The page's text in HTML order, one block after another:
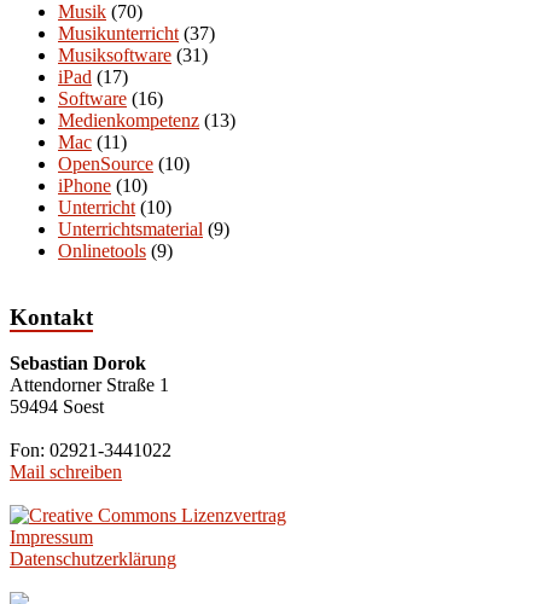
Musik (70)
Musikunterricht (37)
Musiksoftware (31)
iPad (17)
Software (16)
Medienkompetenz (13)
Mac (11)
OpenSource (10)
iPhone (10)
Unterricht (10)
Unterrichtsmaterial (9)
Onlinetools (9)
Kontakt
Sebastian Dorok
Attendorner Straße 1
59494 Soest
Fon: 02921-3441022
Mail schreiben
Impressum
Datenschutzerklärung